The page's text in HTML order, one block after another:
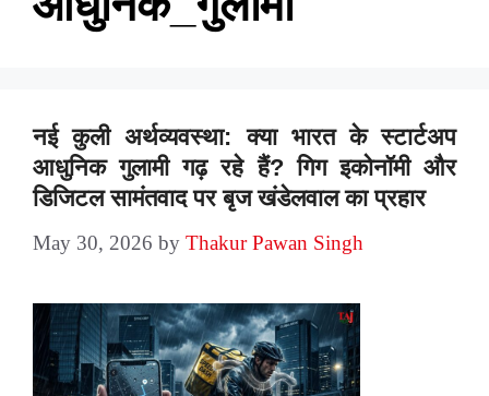
नई कुली अर्थव्यवस्था: क्या भारत के स्टार्टअप
आधुनिक गुलामी गढ़ रहे हैं? गिग इकोनॉमी और
डिजिटल सामंतवाद पर बृज खंडेलवाल का प्रहार
May 30, 2026 by Thakur Pawan Singh